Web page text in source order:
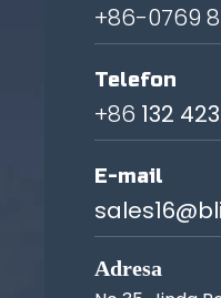
+86-0769
Telefon
+86 132
E-mail
Adresa